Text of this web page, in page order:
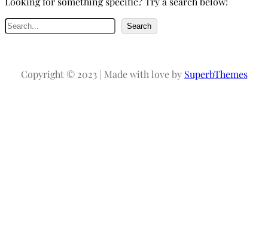
H
l
a
Search
Copyright © 2023 | Made with love by SuperbThemes